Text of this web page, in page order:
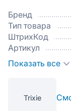
Бренд
Тип товара
ШтрихКод
Артикул
Показать все
Trixie